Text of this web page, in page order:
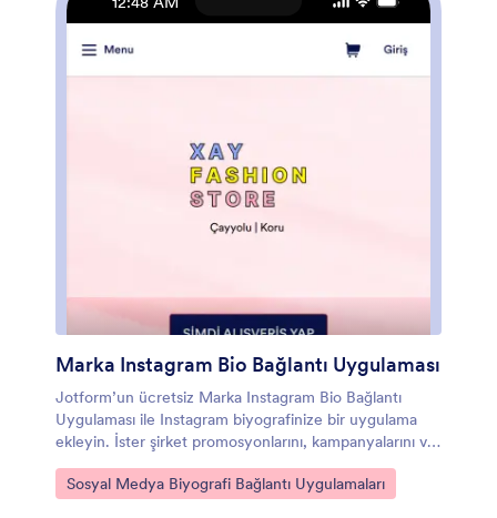
Marka Instagram Bio Bağlantı Uygulaması
Jotform’un ücretsiz Marka Instagram Bio Bağlantı
Uygulaması ile Instagram biyografinize bir uygulama
ekleyin. İster şirket promosyonlarını, kampanyalarını ve
duyurularını paylaşmanın ister Instagram biyografiniz
üzerinden ürünler satmanın yollarını arayın, hepsi
Kategoriye git:
Sosyal Medya Biyografi Bağlantı Uygulamaları